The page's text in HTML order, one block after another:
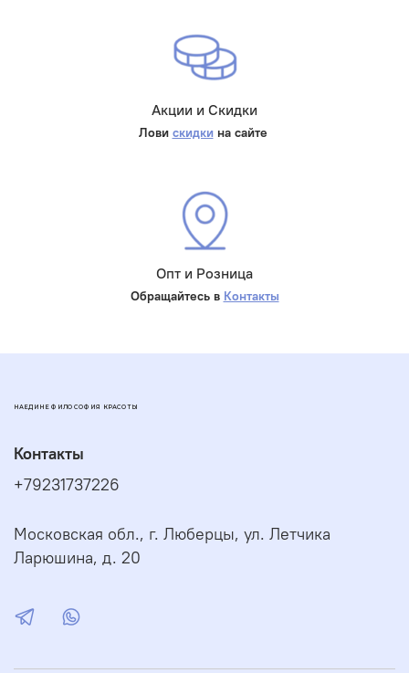
Акции и Скидки
Лови скидкина сайте
Опт и Розница
Обращайтесь в Контакты
НАЕДИНЕ ФИЛОСОФИЯ КРАСОТЫ
Контакты
+79231737226
Московская обл., г. Люберцы, ул. Летчика
Ларюшина, д. 20